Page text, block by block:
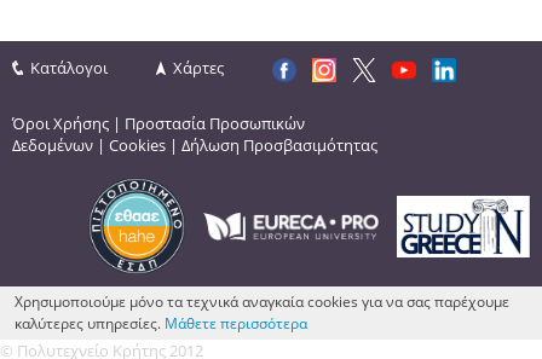
Κατάλογοι Χάρτες
Όροι Χρήσης | Προστασία Προσωπικών
Δεδομένων | Cookies | Δήλωση Προσβασιμότητας
Χρησιμοποιούμε μόνο τα τεχνικά αναγκαία cookies για να σας παρέχουμε
καλύτερες υπηρεσίες. Μάθετε περισσότερα
© Πολυτεχνείο Κρήτης 2012